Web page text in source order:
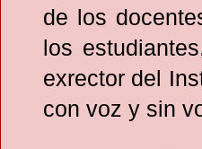
de los
los
exrector del
con voz y sin